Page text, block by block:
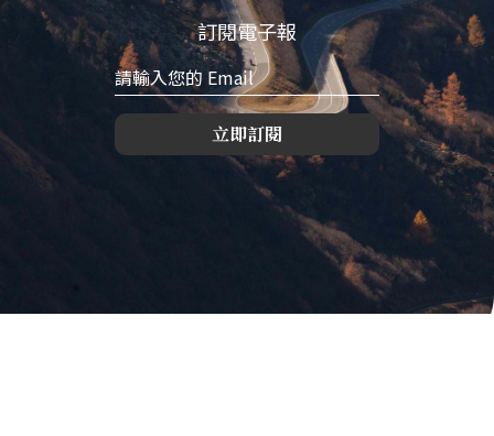
訂閱電子報
立即訂閱